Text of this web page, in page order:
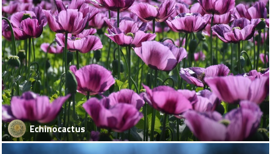
Echinocactus